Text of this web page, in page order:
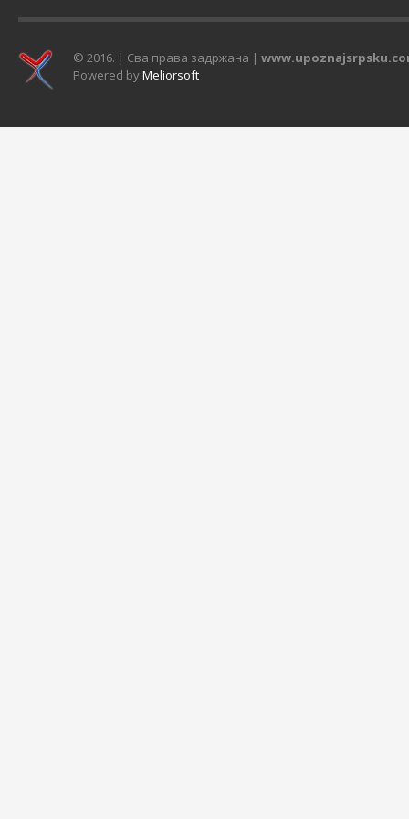
Херцеговине. У нашој...
Налази се на
© 2016. | Сва права задржана |
Powered byMeliorsoft